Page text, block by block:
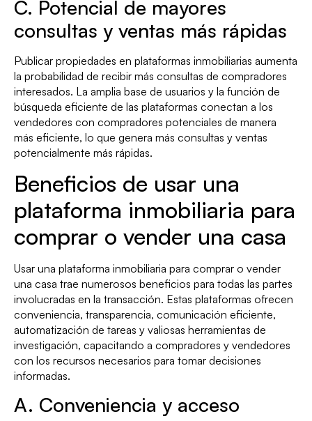
C. Potencial de mayores
consultas y ventas más rápidas
Publicar propiedades en plataformas inmobiliarias aumenta
la probabilidad de recibir más consultas de compradores
interesados. La amplia base de usuarios y la función de
búsqueda eficiente de las plataformas conectan a los
vendedores con compradores potenciales de manera
más eficiente, lo que genera más consultas y ventas
potencialmente más rápidas.
Beneficios de usar una
plataforma inmobiliaria para
comprar o vender una casa
Usar una plataforma inmobiliaria para comprar o vender
una casa trae numerosos beneficios para todas las partes
involucradas en la transacción. Estas plataformas ofrecen
conveniencia, transparencia, comunicación eficiente,
automatización de tareas y valiosas herramientas de
investigación, capacitando a compradores y vendedores
con los recursos necesarios para tomar decisiones
informadas.
A. Conveniencia y acceso